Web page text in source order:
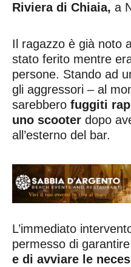
Riviera di Chiaia, a
Il ragazzo è già noto
stato ferito mentre
persone. Stando ad
gli aggressori – al
sarebbero fuggiti
uno scooter dopo
all’esterno del bar.
L’immediato
permesso di
e di avviare le